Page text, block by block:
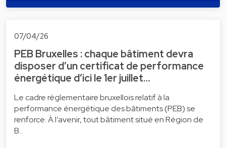
07/04/26
PEB Bruxelles : chaque bâtiment devra
disposer d’un certificat de performance
énergétique d’ici le 1er juillet…
Le cadre réglementaire bruxellois relatif à la
performance énergétique des bâtiments (PEB) se
renforce. À l’avenir, tout bâtiment situé en Région de
B…